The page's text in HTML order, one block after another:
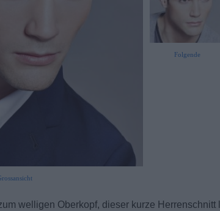
Folgende
welligen Oberkopf, dieser kurze Herrenschnitt